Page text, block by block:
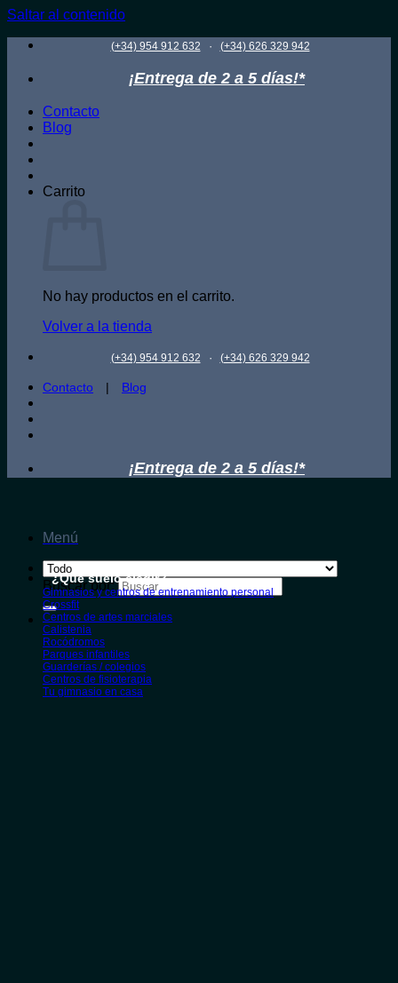
Saltar al contenido
(+34) 954 912 632 · (+34) 626 329 942
¡Entrega de 2 a 5 días!*
Contacto
Blog
Carrito
No hay productos en el carrito.
Volver a la tienda
(+34) 954 912 632 · (+34) 626 329 942
Contacto | Blog
¡Entrega de 2 a 5 días!*
Menú
Buscar por:
¿Qué suelo elegir?
Gimnasios y centros de entrenamiento personal
Crossfit
Centros de artes marciales
Calistenia
Rocódromos
Parques infantiles
Guarderías / colegios
Centros de fisioterapia
Tu gimnasio en casa